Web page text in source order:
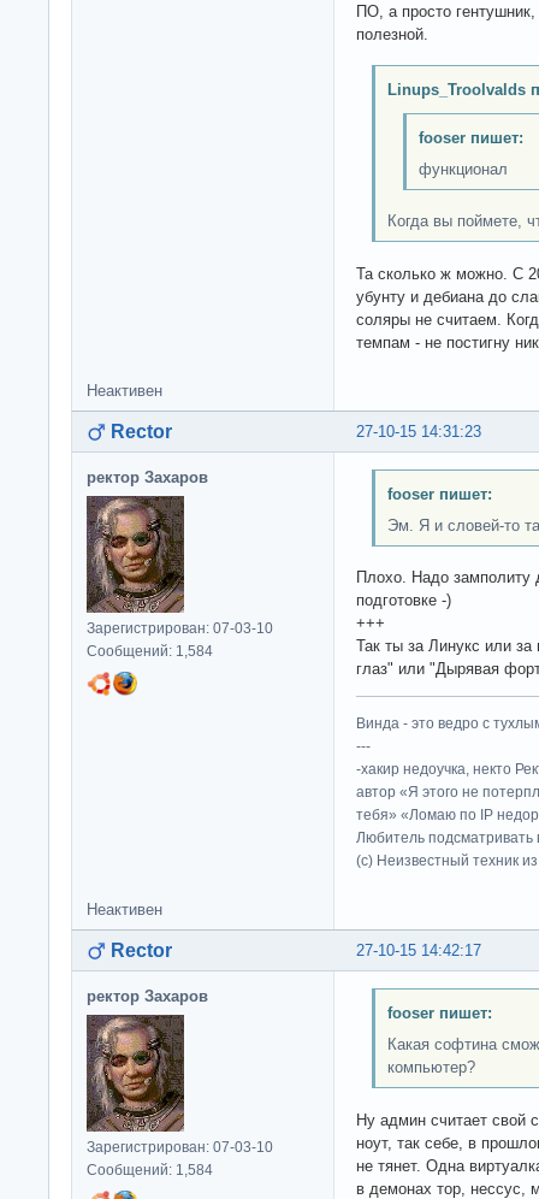
ПО, а просто гентушник,
полезной.
Linups_Troolvalds
fooser пишет:
функционал
Когда вы поймете,
Та сколько ж можно. С
убунту и дебиана до
соляры не считаем.
темпам - не постигну
Неактивен
27-10-15 14:31:23
Rector
ректор Захаров
Зарегистрирован: 07-03-10
Сообщений: 1,584
fooser пишет:
Эм. Я и словей-то
Плохо. Надо замполиту
подготовке -)
+++
Так ты за Линукс или
глаз" или "Дырявая
Винда - это ведро с
---
-хакир недоучка, некто
автор «Я этого не
тебя» «Ломаю по IP
Любитель подсматривать
(c) Неизвестный техник
Неактивен
27-10-15 14:42:17
Rector
ректор Захаров
Зарегистрирован: 07-03-10
Сообщений: 1,584
fooser пишет:
Какая софтина
компьютер?
Ну админ считает свой
ноут, так себе, в
не тянет. Одна
в демонах тор, нессус,